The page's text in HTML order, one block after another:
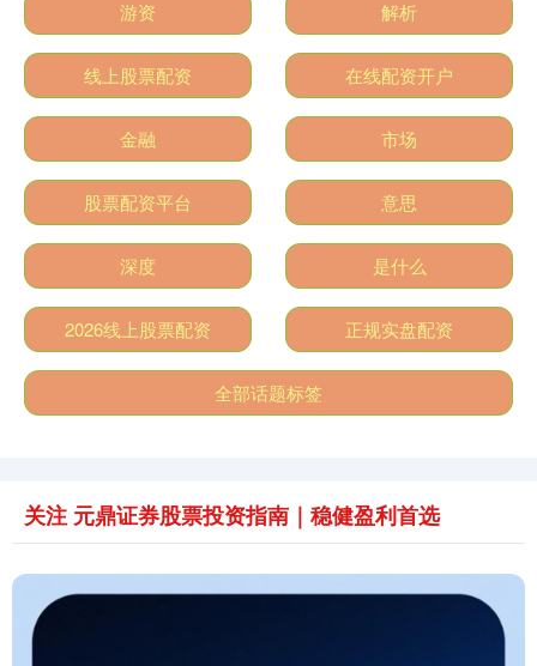
游资 解析
线上股票配资 在线配资开户
金融 市场
股票配资平台 意思
深度 是什么
2026线上股票配资 正规实盘配资
全部话题标签
关注 元鼎证券股票投资指南｜稳健盈利首选